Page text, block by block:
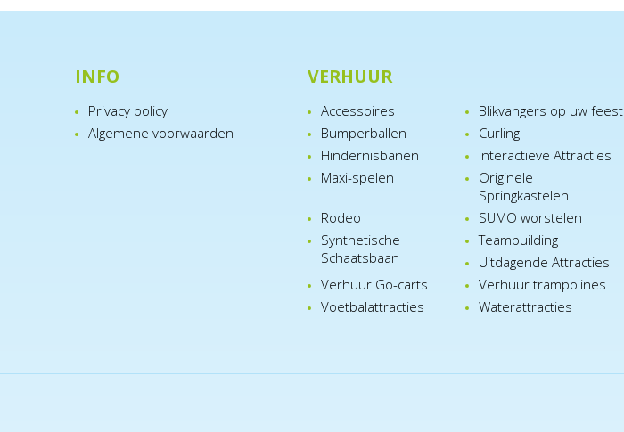
INFO
Privacy policy
Algemene voorwaarden
VERHUUR
Accessoires
Blikvangers op uw feest
Bumperballen
Curling
Hindernisbanen
Interactieve Attracties
Maxi-spelen
Originele
Springkastelen
Rodeo
SUMO worstelen
Synthetische
Schaatsbaan
Teambuilding
Uitdagende Attracties
Verhuur Go-carts
Verhuur trampolines
Voetbalattracties
Waterattracties